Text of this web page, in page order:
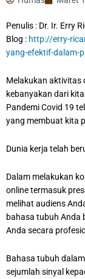
Penulis : Dr. Ir. Erry
Blog : http://erry-
yang-efektif-dalam-
Melakukan aktivitas
kebanyakan dari
Pandemi Covid 19
yang membuat kita
Dunia kerja telah
Dalam melakukan
online termasuk
melihat audiens
bahasa tubuh Anda
Anda secara
Bahasa tubuh
sejumlah sinyal